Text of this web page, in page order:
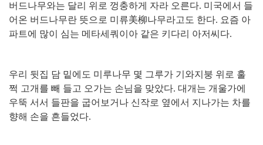
버드나무와는 달리 위로 껑충하게 자라 오른다. 미국에서 들
어온 버드나무란 뜻으로 미류美柳나무라고도 한다. 요즘 아
파트에 많이 심는 메타세쿼이아 같은 키다리 아저씨다.
우리 뒷집 담 밑에도 미루나무 몇 그루가 기와지붕 위로 훌
쩍 고개를 빼 들고 오가는 손님을 맞았다. 대개는 개울가에
우뚝 서서 들판을 굽어보거나 신작로 옆에서 지나가는 차를
향해 손을 흔들었다.